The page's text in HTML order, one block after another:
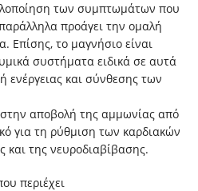
των συμπτωμάτων που
προάγει την ομαλή
Επίσης, το μαγνήσιο είναι
συστήματα ειδικά σε αυτά
και σύνθεσης των
αποβολή της αμμωνίας από
για τη ρύθμιση των καρδιακών
της νευροδιαβίβασης.
περιέχει